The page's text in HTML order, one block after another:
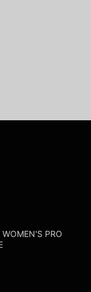
PRO